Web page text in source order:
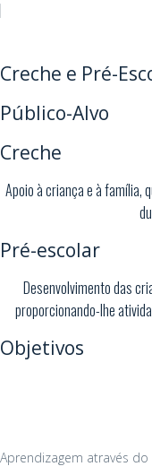
Creche e Pré-
Público-Alvo
Creche
Apoio à criança e à família,
Pré-escolar
Desenvolvimento das
proporcionando-lhe
Objetivos
Aprendizagem através do